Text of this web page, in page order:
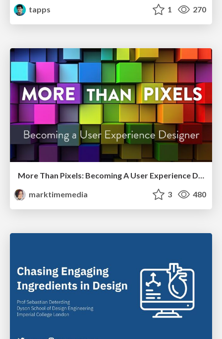
tapps
1 270
More Than Pixels: Becoming A User Experience Designer
marktimemedia
3 480